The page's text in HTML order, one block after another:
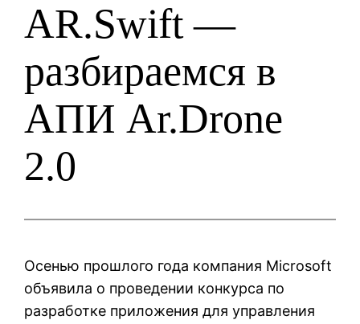
AR.Swift —
разбираемся в
АПИ Ar.Drone
2.0
Осенью прошлого года компания Microsoft
объявила о проведении конкурса по
разработке приложения для управления